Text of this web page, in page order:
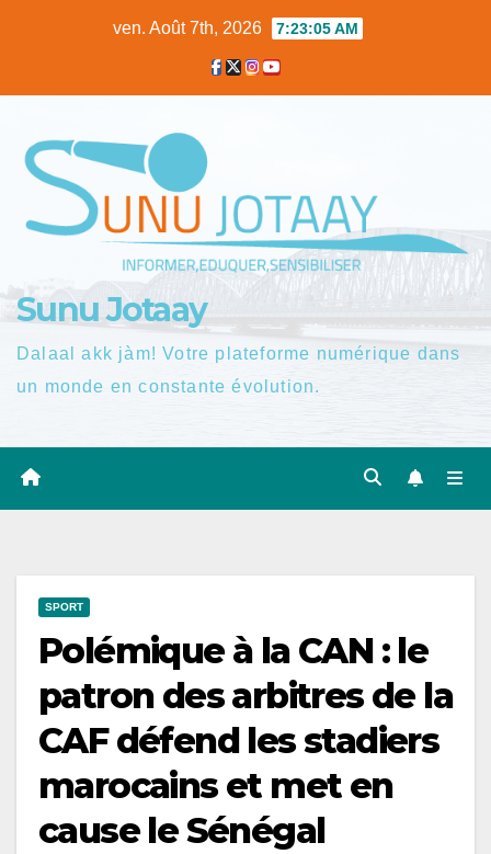
ven. Août 7th, 2026 7:23:06 AM
Sunu Jotaay
Dalaal akk jàm! Votre plateforme numérique dans
un monde en constante évolution.
SPORT
Polémique à la CAN : le
patron des arbitres de la
CAF défend les stadiers
marocains et met en
cause le Sénégal